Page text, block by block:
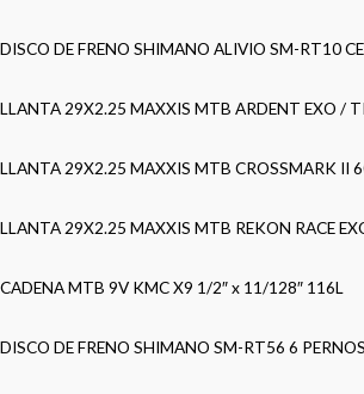
DISCO DE FRENO SHIMANO ALIVIO SM-RT10
LLANTA 29X2.25 MAXXIS MTB ARDENT EXO /
LLANTA 29X2.25 MAXXIS MTB CROSSMARK II
LLANTA 29X2.25 MAXXIS MTB REKON RACE
CADENA MTB 9V KMC X9 1/2″ x 11/128″ 116L
DISCO DE FRENO SHIMANO SM-RT56 6